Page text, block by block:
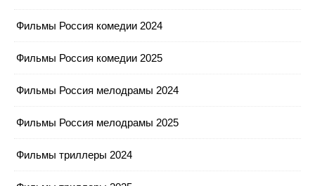
Фильмы Россия комедии 2024
Фильмы Россия комедии 2025
Фильмы Россия мелодрамы 2024
Фильмы Россия мелодрамы 2025
Фильмы триллеры 2024